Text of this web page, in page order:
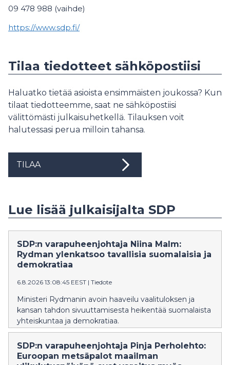
09 478 988 (vaihde)
https://www.sdp.fi/
Tilaa tiedotteet sähköpostiisi
Haluatko tietää asioista ensimmäisten joukossa? Kun
tilaat tiedotteemme, saat ne sähköpostiisi
välittömästi julkaisuhetkellä. Tilauksen voit
halutessasi perua milloin tahansa.
TILAA
Lue lisää julkaisijalta SDP
SDP:n varapuheenjohtaja Niina Malm:
Rydman ylenkatsoo tavallisia suomalaisia ja
demokratiaa
6.8.2026 13:08:45 EEST | Tiedote
Ministeri Rydmanin avoin haaveilu vaalituloksen ja
kansan tahdon sivuuttamisesta heikentää suomalaista
yhteiskuntaa ja demokratiaa.
SDP:n varapuheenjohtaja Pinja Perholehto:
Euroopan metsäpalot maailman